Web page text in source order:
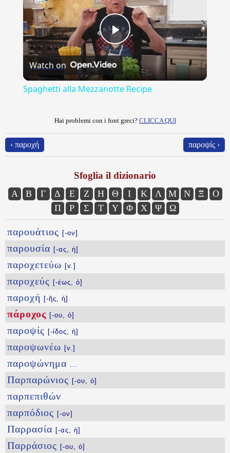
Play
Video
Watch on
Spaghetti alla Mezzanotte Recipe
Hai problemi con i font greci? CLICCA QUI
‹ παροχή παροψίς ›
Sfoglia il dizionario
Α Β Γ Δ Ε Ζ Η Θ Ι Κ Λ Μ Ν Ξ
Ο
Π
Ρ Σ Τ Υ Φ Χ Ψ Ω
παρουάτιος [-ον]
παρουσία [-ας, ἡ]
παροχετεύω [v.]
παροχεύς [-έως, ὁ]
παροχή [-ῆς, ἡ]
πάροχος [-ου, ὁ]
παροψίς [-ίδος, ἡ]
παροψωνέω [v.]
παροψώνημα ...
Παρπαρώνιος [-ου, ὁ]
παρπεπιθών
παρπόδιος [-ον]
Παρρασία [-ας, ἡ]
Παρράσιος [-ου, ὁ]